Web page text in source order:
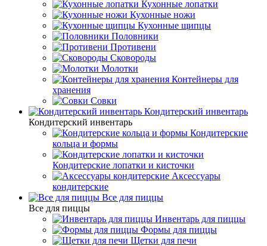
Кухонные лопатки
Кухонные ножи
Кухонные щипцы
Половники
Противени
Сковороды
Молотки
Контейнеры для
хранения
Совки
Кондитерский инвентарь
Кондитерский инвентарь
Кондитерские
кольца и формы
Кондитерские лопатки и кисточки
Аксессуары
кондитерские
Все для пиццы
Все для пиццы
Инвентарь для пиццы
Формы для пиццы
Щетки для печи